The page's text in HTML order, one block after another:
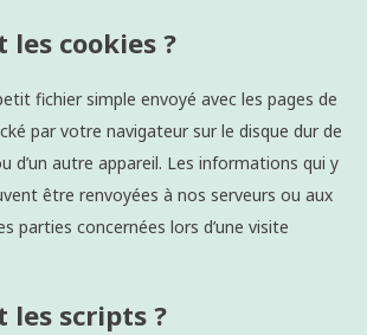
les cookies ?
fichier simple envoyé avec les pages de
par votre navigateur sur le disque dur de
d’un autre appareil. Les informations qui y
être renvoyées à nos serveurs ou aux
parties concernées lors d’une visite
les scripts ?